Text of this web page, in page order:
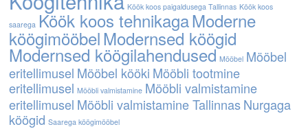
Köök koos paigaldusega Tallinnas Köök koos
saarega Köök koos tehnikagaModerne
köögimööbelModernsed köögid
Modernsed köögilahendused Mööbel Mööbel
eritellimusel Mööbel kööki Mööbli tootmine
eritellimusel Mööbli valmistamine Mööbli valmistamine
eritellimusel Mööbli valmistamine TallinnasNurgaga
köögid Saarega köögimööbel